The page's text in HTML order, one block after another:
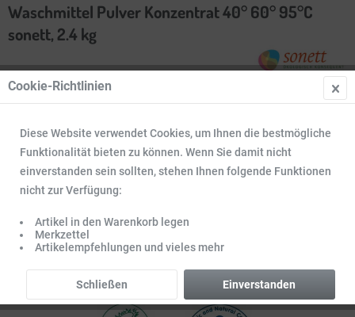
Waschmittel Pulver Konzentrat 40° 60° 95°C
sonett, 2.4 kg
Cookie-Richtlinien
Diese Website verwendet Cookies, um Ihnen die bestmögliche
Funktionalität bieten zu können. Wenn Sie damit nicht
einverstanden sein sollten, stehen Ihnen folgende Funktionen
nicht zur Verfügung:
Artikel in den Warenkorb legen
Merkzettel
Artikelempfehlungen und vieles mehr
Einverstanden
Schließen